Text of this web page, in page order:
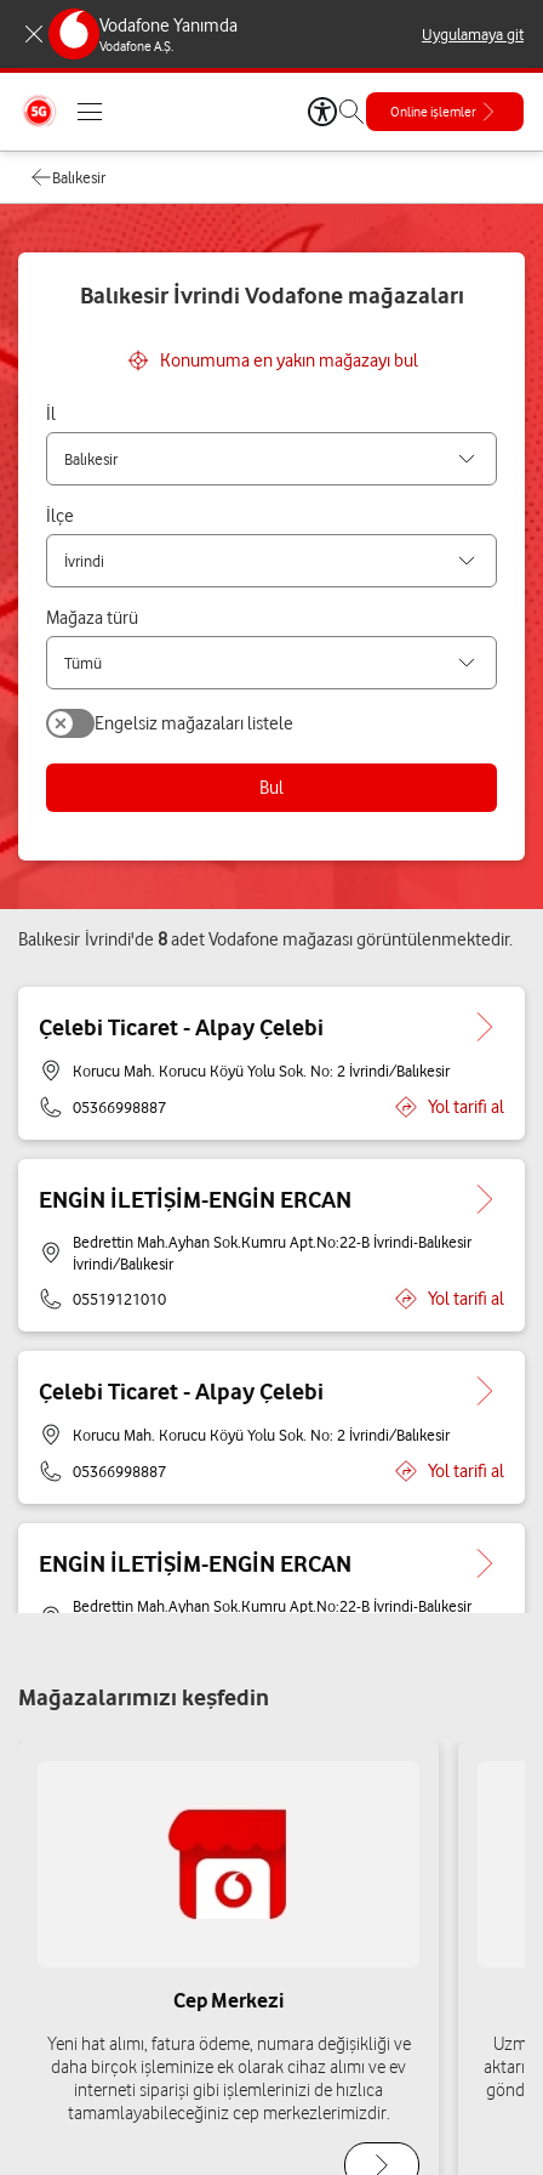
Vodafone Yanımda
Vodafone A.Ş.
Uygulamaya git
Online işlemler
Balıkesir
Balıkesir İvrindi Vodafone mağazaları
Konumuma en yakın mağazayı bul
İl
İlçe
Mağaza türü
Bul
Engelsiz mağazaları listele
Balıkesir İvrindi'de 8adetVodafone mağazasıgörüntülenmektedir.
Çelebi Ticaret - Alpay Çelebi
Korucu Mah. Korucu Köyü Yolu Sok. No: 2 İvrindi/Balıkesir
05366998887
Yol tarifi al
ENGİN İLETİŞİM-ENGİN ERCAN
Bedrettin Mah.Ayhan Sok.Kumru Apt.No:22-B İvrindi-Balıkesir
İvrindi/Balıkesir
05519121010
Yol tarifi al
Çelebi Ticaret - Alpay Çelebi
Korucu Mah. Korucu Köyü Yolu Sok. No: 2 İvrindi/Balıkesir
05366998887
Yol tarifi al
ENGİN İLETİŞİM-ENGİN ERCAN
Bedrettin Mah.Ayhan Sok.Kumru Apt.No:22-B İvrindi-Balıkesir
Fatih İletişm - Fatih Önder
Kobak Ticaret - Ömer Kobak
Bedrettin Mah. Müderris Sok. No:20 İvrindi/Balıkesir
Mağazalarımızı keşfedin
Cep Merkezi
Yeni hat alımı, fatura ödeme, numara değişikliği ve
daha birçok işleminize ek olarak cihaz alımı ve ev
interneti siparişi gibi işlemlerinizi de hızlıca
tamamlayabileceğiniz cep merkezlerimizdir.